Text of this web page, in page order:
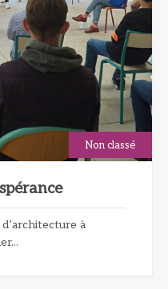
Non classé
à